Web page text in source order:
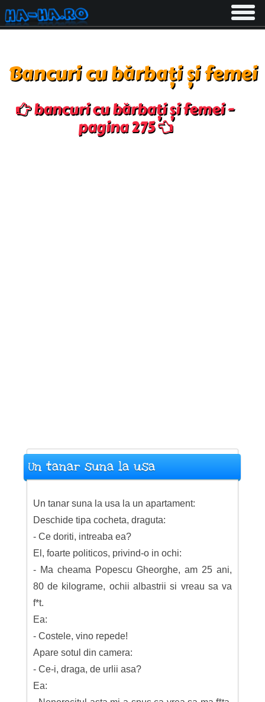
Toggle
Bancuri cu bărbați și femei
bancuri cu bărbați și femei -
pagina 275
Un tanar suna la usa
Un tanar suna la usa la un apartament:
Deschide tipa cocheta, draguta:
- Ce doriti, intreaba ea?
El, foarte politicos, privind-o in ochi:
- Ma cheama Popescu Gheorghe, am 25 ani,
80 de kilograme, ochii albastrii si vreau sa va
f*t.
Ea:
- Costele, vino repede!
Apare sotul din camera:
- Ce-i, draga, de urlii asa?
Ea: